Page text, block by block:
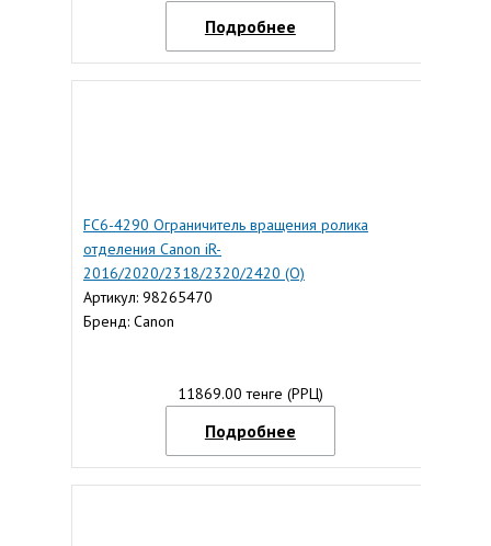
Подробнее
FC6-4290 Ограничитель вращения ролика
отделения Canon iR-
2016/2020/2318/2320/2420 (O)
Артикул: 98265470
Бренд: Canon
11869.00 тенге (РРЦ)
Подробнее